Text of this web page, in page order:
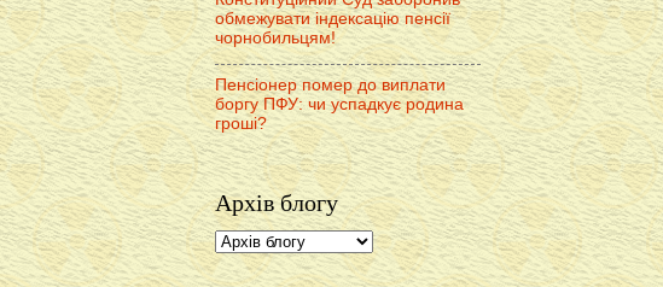
обмежувати індексацію пенсії
чорнобильцям!
Пенсіонер помер до виплати
боргу ПФУ: чи успадкує родина
гроші?
Архів блогу